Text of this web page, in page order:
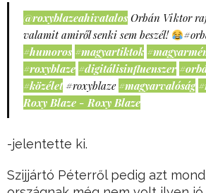
@roxyblazeahivatalos Orbán Viktor
valamit amiről senki sem beszél!
#humoros #magyartiktok
#roxyblaze #digitálisinfluenszer
#közélet #roxyblaze #magyarvalóság
Roxy Blaze - Roxy Blaze
-jelentette ki.
Szijjártó Péterről pedig azt